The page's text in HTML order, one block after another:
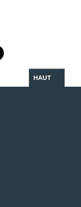
Facebook
le profil Twitter
par WhatsApp
HAUT